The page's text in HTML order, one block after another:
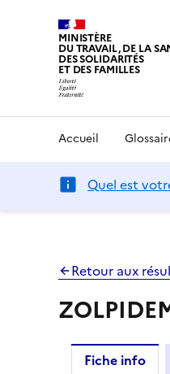
MINISTÈRE
DU TRAVAIL, DE LA
DES SOLIDARITÉS
ET DES FAMILLES
Accueil
Quel est
Retour aux
Fiche info